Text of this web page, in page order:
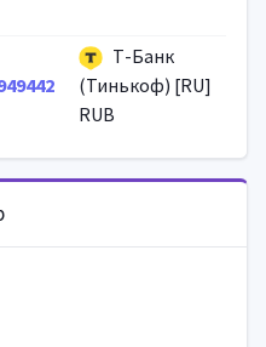
Т-Банк
(Тинькоф) [RU]
RUB